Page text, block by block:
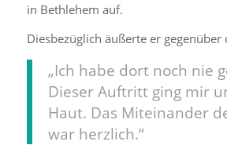
in Bethlehem auf.
Diesbezüglich äußerte er gegenüber
„Ich habe dort noch nie
Dieser Auftritt ging mir
Haut. Das Miteinander
war herzlich.“